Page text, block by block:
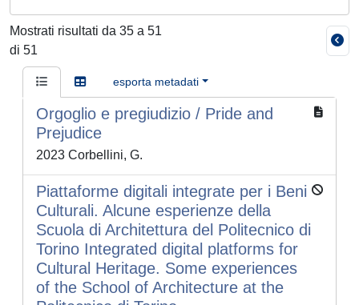
Mostrati risultati da 35 a 51
di 51
esporta metadati
Orgoglio e pregiudizio / Pride and
Prejudice
2023 Corbellini, G.
Piattaforme digitali integrate per i Beni
Culturali. Alcune esperienze della
Scuola di Architettura del Politecnico di
Torino Integrated digital platforms for
Cultural Heritage. Some experiences
of the School of Architecture at the